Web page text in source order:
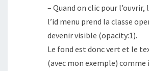
– Quand on clic pour l’ouvrir,
l’id menu prend la classe
devenir visible (opacity:1).
Le fond est donc vert et le
(avec mon exemple) comme